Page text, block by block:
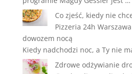
Co zjeść, kiedy nie
Pizzeria 24h
dowozem nocą
Kiedy nadchodzi noc, a Ty nie
Zdrowe odżywianie